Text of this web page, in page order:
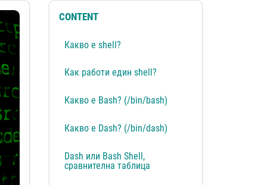
CONTENT
Какво е shell?
Как работи един shell?
Какво е Bash? (/bin/bash)
Какво е Dash? (/bin/dash)
Dash или Bash Shell,
сравнителна таблица